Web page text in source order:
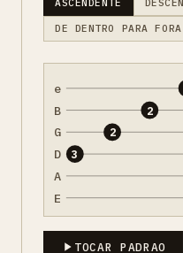
ASCENDENTE
DE DENTRO PARA FORA
e
B
G
D
A
E
3
2
2
TOCAR PADRAO